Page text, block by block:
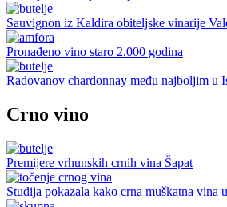
Sauvignon iz Kaldira obiteljske vinarije
Pronađeno vino staro 2.000 godina
Radovanov chardonnay među najboljim u
Crno vino
Premijere vrhunskih crnih vina Šapat
Studija pokazala kako crna muškatna vina